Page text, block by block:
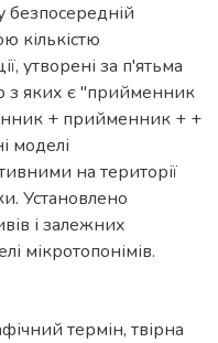
безпосередній
кількістю
утворені за п'ятьма
з яких є "прийменник
+ прийменник + +
моделі
на території
Установлено
і залежних
мікротопонімів.
термін, твірна